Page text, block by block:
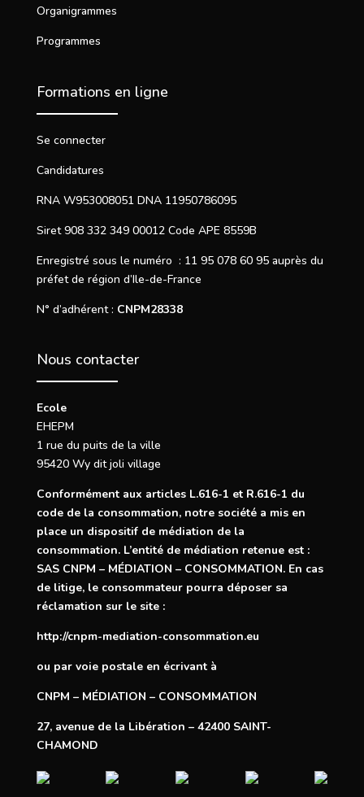
Organigrammes
Programmes
Formations en ligne
Se connecter
Candidatures
RNA W953008051 DNA 11950786095
Siret 908 332 349 00012 Code APE 8559B
Enregistré sous le numéro : 11 95 078 60 95 auprès du
préfet de région d’Ile-de-France
N° d’adhérent : CNPM28338
Nous contacter
Ecole
EHEPM
1 rue du puits de la ville
95420 Wy dit joli village
Conformément aux articles L.616-1 et R.616-1 du
code de la consommation, notre société a mis en
place un dispositif de médiation de la
consommation. L’entité de médiation retenue est :
SAS CNPM – MÉDIATION – CONSOMMATION. En cas
de litige, le consommateur pourra déposer sa
réclamation sur le site :
http://cnpm-mediation-consommation.eu
ou par voie postale en écrivant à
CNPM – MÉDIATION – CONSOMMATION
27, avenue de la Libération – 42400 SAINT-
CHAMOND